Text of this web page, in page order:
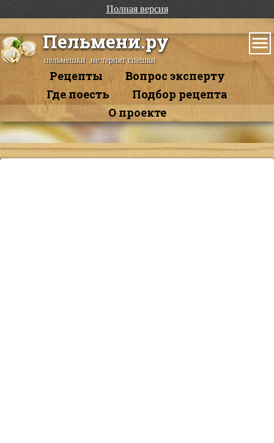
Полная версия
Пельмени.ру
пельмешки не терпят спешки
Рецепты
Вопрос эксперту
Где поесть
Подбор рецепта
О проекте